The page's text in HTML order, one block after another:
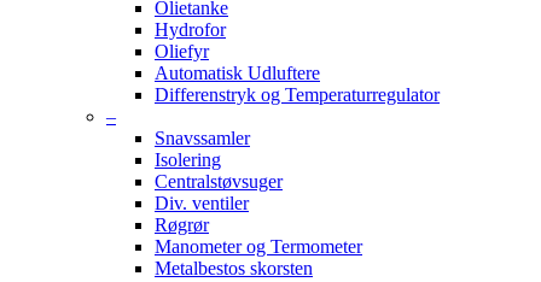
Olietanke
Hydrofor
Oliefyr
Automatisk Udluftere
Differenstryk og Temperaturregulator
–
Snavssamler
Isolering
Centralstøvsuger
Div. ventiler
Røgrør
Manometer og Termometer
Metalbestos skorsten